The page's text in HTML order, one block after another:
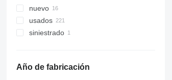
nuevo
usados
siniestrado
Año de fabricación